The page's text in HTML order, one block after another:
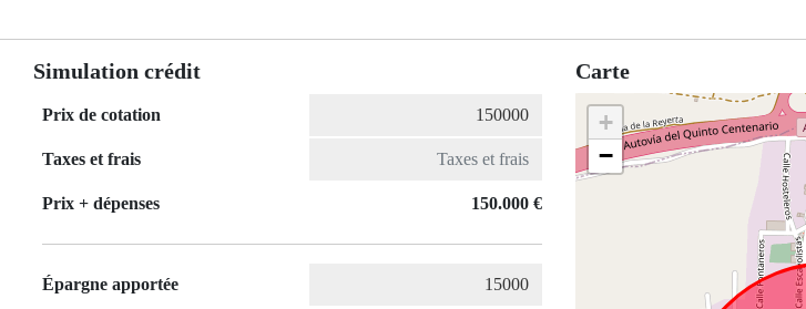
Simulation crédit
Prix de cotation
Taxes et frais
Prix ​​+ dépenses 150.000 €
Épargne apportée
Carte
+
−